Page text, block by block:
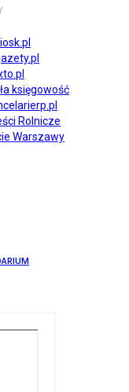
księgowość
Rolnicze
Warszawy